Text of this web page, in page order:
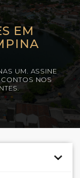
EM
UM. ASSINE
NOS